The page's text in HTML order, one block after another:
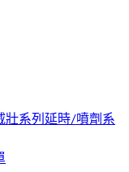
壯系列 延時/噴劑系